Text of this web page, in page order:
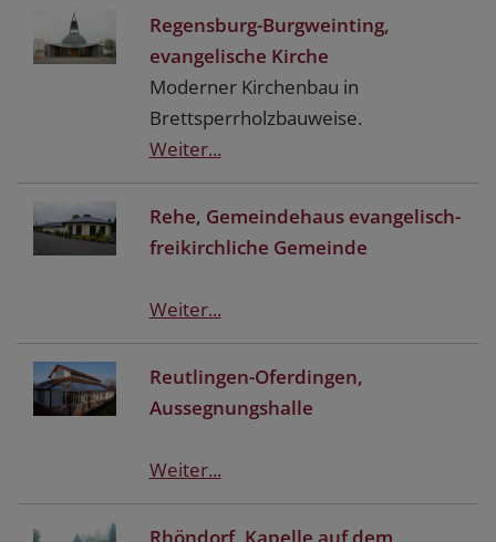
Regensburg-Burgweinting,
evangelische Kirche
Moderner Kirchenbau in
Brettsperrholzbauweise.
Weiter...
Rehe, Gemeindehaus evangelisch-
freikirchliche Gemeinde
Weiter...
Reutlingen-Oferdingen,
Aussegnungshalle
Weiter...
Rhöndorf, Kapelle auf dem